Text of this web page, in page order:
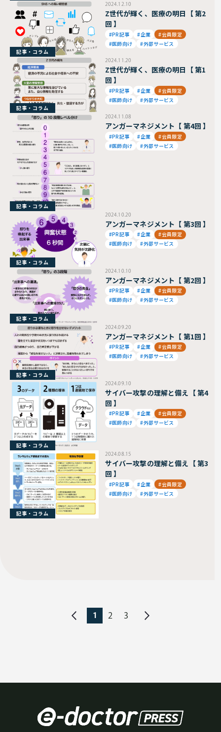
2024.12.10
Z世代が輝く、医療の明日【 第2
回 】
#PR記事 #企業
#会員限定
#医師向け
#外部サービス
記事・コラム
2024.11.20
Z世代が輝く、医療の明日【 第1
回 】
#PR記事 #企業
#会員限定
#医師向け
#外部サービス
記事・コラム
2024.11.08
アンガーマネジメント【 第4回 】
#PR記事 #企業
#会員限定
#医師向け
#外部サービス
記事・コラム
2024.10.20
アンガーマネジメント【 第3回 】
#PR記事 #企業
#会員限定
#医師向け
#外部サービス
記事・コラム
2024.10.10
アンガーマネジメント【 第2回 】
#PR記事 #企業
#会員限定
#医師向け
#外部サービス
記事・コラム
2024.09.20
アンガーマネジメント【 第1回 】
#PR記事 #企業
#会員限定
#医師向け
#外部サービス
記事・コラム
2024.09.10
サイバー攻撃の理解と備え【 第4
回 】
#PR記事 #企業
#会員限定
#医師向け
#外部サービス
記事・コラム
2024.08.15
サイバー攻撃の理解と備え【 第3
回 】
#PR記事 #企業
#会員限定
#医師向け
#外部サービス
記事・コラム
1 2 3